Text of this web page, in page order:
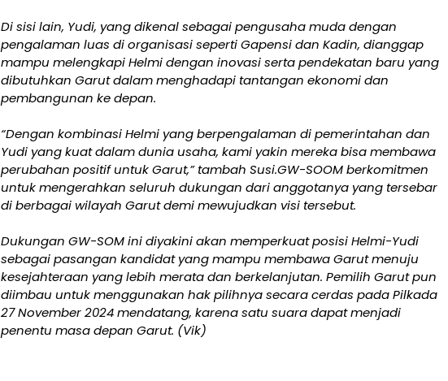
Di sisi lain, Yudi, yang dikenal sebagai pengusaha muda dengan
pengalaman luas di organisasi seperti Gapensi dan Kadin, dianggap
mampu melengkapi Helmi dengan inovasi serta pendekatan baru yang
dibutuhkan Garut dalam menghadapi tantangan ekonomi dan
pembangunan ke depan.
“Dengan kombinasi Helmi yang berpengalaman di pemerintahan dan
Yudi yang kuat dalam dunia usaha, kami yakin mereka bisa membawa
perubahan positif untuk Garut,” tambah Susi.GW-SOOM berkomitmen
untuk mengerahkan seluruh dukungan dari anggotanya yang tersebar
di berbagai wilayah Garut demi mewujudkan visi tersebut.
Dukungan GW-SOM ini diyakini akan memperkuat posisi Helmi-Yudi
sebagai pasangan kandidat yang mampu membawa Garut menuju
kesejahteraan yang lebih merata dan berkelanjutan. Pemilih Garut pun
diimbau untuk menggunakan hak pilihnya secara cerdas pada Pilkada
27 November 2024 mendatang, karena satu suara dapat menjadi
penentu masa depan Garut. (Vik)